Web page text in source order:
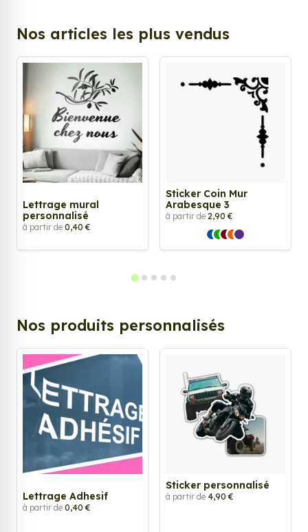
Nos articles les plus vendus
Lettrage mural
personnalisé
à partir de 0,40 €
Sticker Coin Mur
Arabesque 3
à partir de 2,90 €
Nos produits personnalisés
Lettrage Adhesif
à partir de 0,40 €
Sticker personnalisé
à partir de 4,90 €